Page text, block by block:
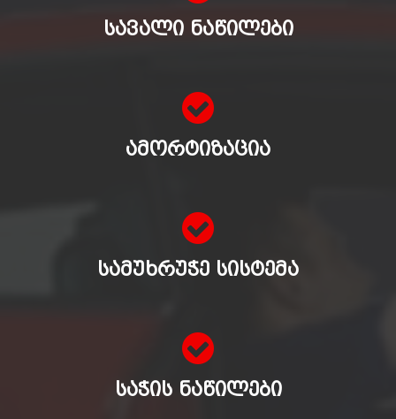
ᲡᲐᲕᲐᲚᲘ ᲜᲐᲬᲘᲚᲔᲑᲘ
ᲐᲛᲝᲠᲢᲘᲖᲐᲪᲘᲐ
ᲡᲐᲛᲣᲮᲠᲣᲭᲔ ᲡᲘᲡᲢᲔᲛᲐ
ᲡᲐᲭᲘᲡ ᲜᲐᲬᲘᲚᲔᲑᲘ